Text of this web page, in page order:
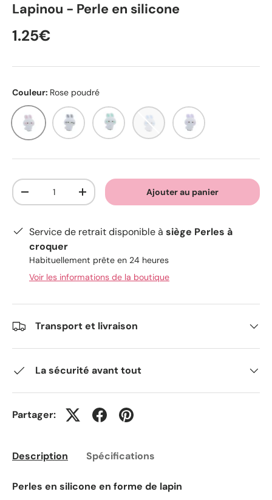
Lapinou - Perle en silicone
1.25€
Couleur: Rose poudré
Rose poudréGris clairMenthe Bleu pastelOrchidée
Qté
-
+ Ajouter au panier
Service de retrait disponible à siège Perles à
croquer
Habituellement prête en 24 heures
Voir les informations de la boutique
Transport et livraison
La sécurité avant tout
Partager:
Description Spécifications
Perles en silicone en forme de lapin